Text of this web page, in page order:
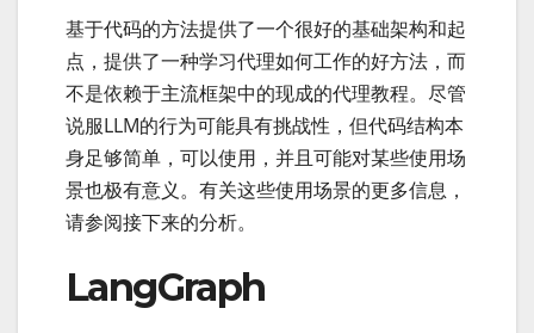
基于代码的方法提供了一个很好的基础架构和起
点，提供了一种学习代理如何工作的好方法，而
不是依赖于主流框架中的现成的代理教程。尽管
说服LLM的行为可能具有挑战性，但代码结构本
身足够简单，可以使用，并且可能对某些使用场
景也极有意义。有关这些使用场景的更多信息，
请参阅接下来的分析。
LangGraph